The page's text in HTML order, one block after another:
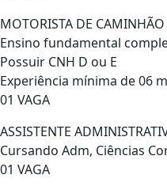
MOTORISTA DE CAMINHÃO
Ensino fundamental
Possuir CNH D ou E
Experiência mínima de 06
01 VAGA
ASSISTENTE
Cursando Adm, Ciências
01 VAGA